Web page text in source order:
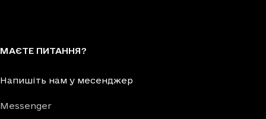
МАЄТЕ ПИТАННЯ?
Напишіть нам у месенджер
Messenger